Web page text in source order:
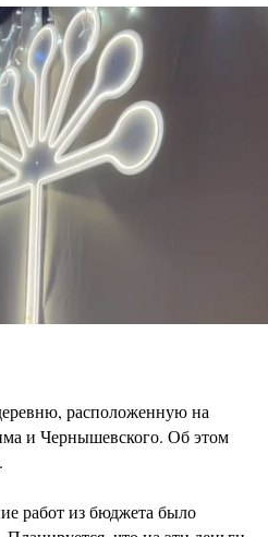
расположенную на
и Чернышевского. Об этом
работ из бюджета было